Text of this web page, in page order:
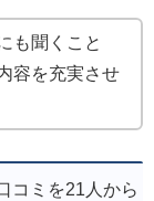
も聞くこと
容を充実させ
コミを21人から